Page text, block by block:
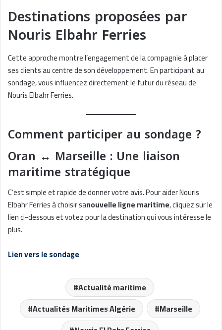
Destinations proposées par
Nouris Elbahr Ferries
Cette approche montre l’engagement de la compagnie à placer
ses clients au centre de son développement. En participant au
sondage, vous influencez directement le futur du réseau de
Nouris Elbahr Ferries.
Comment participer au sondage ?
Oran ↔ Marseille : Une liaison
maritime stratégique
C’est simple et rapide de donner votre avis. Pour aider Nouris
Elbahr Ferries à choisir sanouvelle ligne maritime, cliquez sur le
lien ci-dessous et votez pour la destination qui vous intéresse le
plus.
Lien vers le sondage
Actualité maritime
Actualités Maritimes Algérie
Marseille